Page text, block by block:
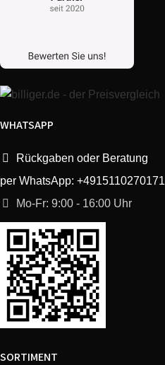
WHATSAPP
Rückgaben oder Beratung
per WhatsApp: +4915110270171
Mo-Fr: 9:00 - 16:00 Uhr
SORTIMENT